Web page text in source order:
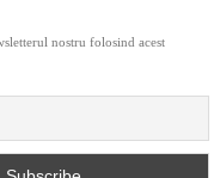
nostru folosind acest